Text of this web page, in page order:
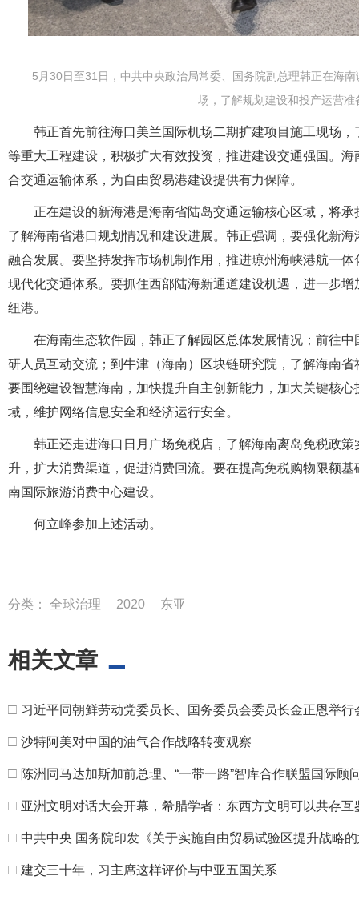
5月30日至31日，中共中央政治局常委、国务院副总理韩正在海
场，了解规划建设和投产运营
韩正首先前往海口美兰国际机场二期扩建项目施工现场，
等重大工程建设，积极扩大有效投资，推进建设交通强国。
合交通运输体系，为自由贸易港建设提供有力保障。
正在建设的新海港是海南省陆岛交通运输核心区域，将承
了解海南省港口规划情况和建设进展。韩正强调，要强化新
融合发展。要坚持发挥市场机制作用，推进琼州海峡港航一
现代化交通体系。要抓住西部陆海新通道建设机遇，进一步
纽港。
在海南生态软件园，韩正了解园区总体发展情况；前往中
研人员互动交流；到牛津（海南）区块链研究院，了解海南
要围绕建设智慧海南，加快提升自主创新能力，加大关键核
域，维护网络信息安全和经济运行安全。
韩正还走进海口日月广场免税店，了解海南离岛免税政策
升，扩大消费渠道，促进消费回流。要在提高免税购物限额
南国际旅游消费中心建设。
何立峰参加上述活动。
分类： 全球治理 2020 东亚
相关文章
□ 习近平同朝鲜劳动党委员长、国务委员会委员长金正恩举行
□ 沙特阿美对中国的油气合作战略转变观察
□ 陈洲同马达加斯加前总理、“一带一路”智库合作联盟国际
□ 亚洲文明对话大会开幕，希腊学者：东西方文明可以共存互
□ 中共中央 国务院印发《关于实施自由贸易试验区提升战略
□ 建交三十年，习主席这样评价与中亚五国关系